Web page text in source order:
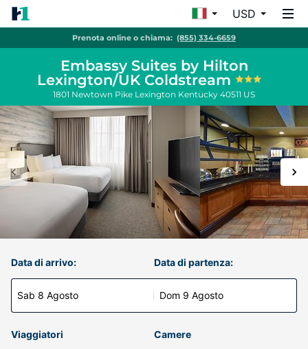
USD
Prenota online o chiama: (855) 334-6659
Embassy Suites by Hilton
Lexington/UK Coldstream
1801 Newtown Pike Lexington Kentucky 40511 US
Data di arrivo:
Sab 8 Agosto
Data di partenza:
Dom 9 Agosto
Viaggiatori Camere